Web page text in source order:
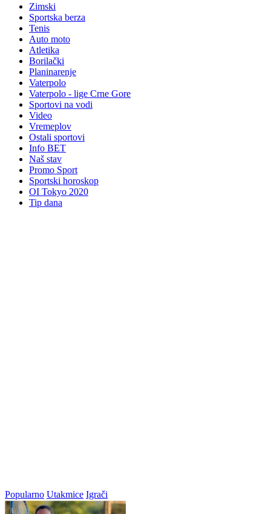
Zimski
Sportska berza
Tenis
Auto moto
Atletika
Borilački
Planinarenje
Vaterpolo
Vaterpolo - lige Crne Gore
Sportovi na vodi
Video
Vremeplov
Ostali sportovi
Info BET
Naš stav
Promo Sport
Sportski horoskop
OI Tokyo 2020
Tip dana
Popularno Utakmice Igrači